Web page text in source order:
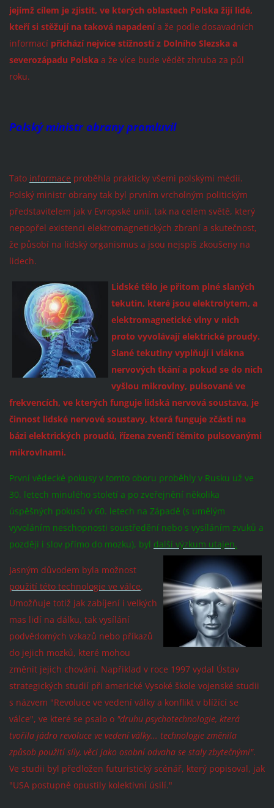
jejímž cílem je zjistit, ve kterých oblastech Polska žijí lidé,
kteří si stěžují na taková napadenía že podle dosavadních
informací přichází nejvíce stížností z Dolního Slezska a
severozápadu Polskaa že více bude vědět zhruba za půl
roku.
Polský ministr obrany promluvil
Tato informace proběhla prakticky všemi polskými médii.
Polský ministr obrany tak byl prvním vrcholným politickým
představitelem jak v Evropské unii, tak na celém světě, který
nepopřel existenci elektromagnetických zbraní a skutečnost,
že působí na lidský organismus a jsou nejspíš zkoušeny na
lidech.
Lidské tělo je přitom plné slaných
tekutin, které jsou elektrolytem, a
elektromagnetické vlny v nich
proto vyvolávají elektrické proudy.
Slané tekutiny vyplňují i vlákna
nervových tkání a pokud se do nich
vyšlou mikrovlny, pulsované ve
frekvencích, ve kterých funguje lidská nervová soustava, je
činnost lidské nervové soustavy, která funguje zčásti na
bázi elektrických proudů, řízena zvenčí těmito pulsovanými
mikrovlnami.
První vědecké pokusy v tomto oboru proběhly v Rusku už ve
30. letech minulého století a po zveřejnění několika
úspěšných pokusů v 60. letech na Západě (s umělým
vyvoláním neschopnosti soustředění nebo s vysíláním zvuků a
později i slov přímo do mozku), byl další výzkum utajen.
Jasným důvodem byla možnost
použití této technologie ve válce.
Umožňuje totiž jak zabíjení i velkých
mas lidí na dálku, tak vysílání
podvědomých vzkazů nebo příkazů
do jejich mozků, které mohou
změnitjejich chování. Napřiklad v roce 1997 vydal Ústav
strategických studií při americké Vysoké škole vojenské studii
s názvem "Revoluce ve vedení války a konflikt v blížící se
válce", ve které se psalo o "druhu psychotechnologie, která
tvořila jádro revoluce ve vedení války... technologie změnila
způsob použití síly, věci jako osobní odvaha se staly zbytečnými".
Ve studii byl předložen futuristický scénář, který popisoval, jak
"USA postupně opustily kolektivní úsilí."